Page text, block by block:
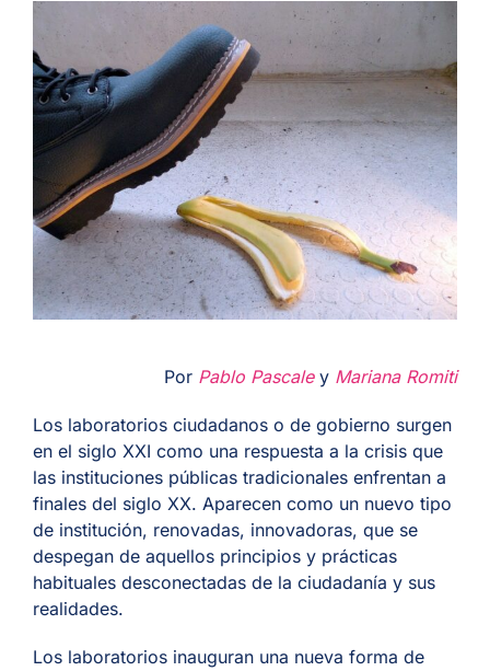
Buscar:
ES
Por Pablo Pascale y Mariana Romiti
Los laboratorios ciudadanos o de gobierno surgen
en el siglo XXI como una respuesta a la crisis que
las instituciones públicas tradicionales enfrentan a
finales del siglo XX. Aparecen como un nuevo tipo
de institución, renovadas, innovadoras, que se
despegan de aquellos principios y prácticas
habituales desconectadas de la ciudadanía y sus
realidades.
Los laboratorios inauguran una nueva forma de